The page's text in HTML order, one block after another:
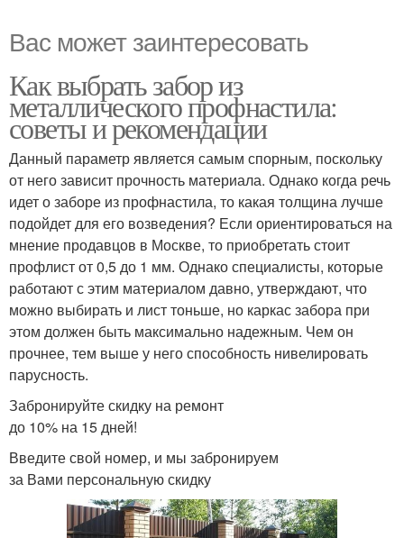
Вас может заинтересовать
Как выбрать забор из
металлического профнастила:
советы и рекомендации
Данный параметр является самым спорным, поскольку
от него зависит прочность материала. Однако когда речь
идет о заборе из профнастила, то какая толщина лучше
подойдет для его возведения? Если ориентироваться на
мнение продавцов в Москве, то приобретать стоит
профлист от 0,5 до 1 мм. Однако специалисты, которые
работают с этим материалом давно, утверждают, что
можно выбирать и лист тоньше, но каркас забора при
этом должен быть максимально надежным. Чем он
прочнее, тем выше у него способность нивелировать
парусность.
Забронируйте скидку на ремонт
до 10% на 15 дней!
Введите свой номер, и мы забронируем
за Вами персональную скидку